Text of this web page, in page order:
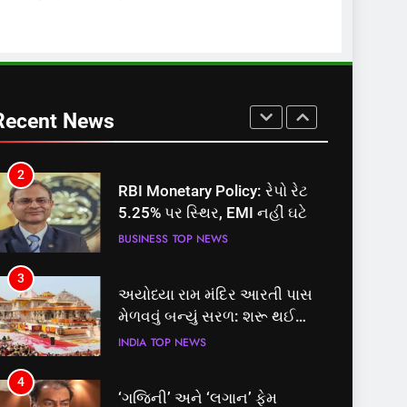
News
બેઠક પરથી પવન પાંડેને 2027
માટે બનાવાયા ઉમેદવાર
2
RBI Monetary Policy: રેપો રેટ
5.25% પર સ્થિર, EMI નહીં ઘટે
BUSINESS TOP NEWS
3
અયોધ્યા રામ મંદિર આરતી પાસ
મેળવવું બન્યું સરળ: શરૂ થઈ
તત્કાલ સુવિધા, જાણો સંપૂર્ણ
INDIA TOP NEWS
4
‘ગજિની’ અને ‘લગાન’ ફેમ